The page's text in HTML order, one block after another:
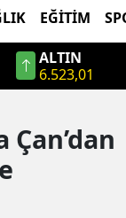
EĞITIM
ALTIN
6.523,01
Çan’dan